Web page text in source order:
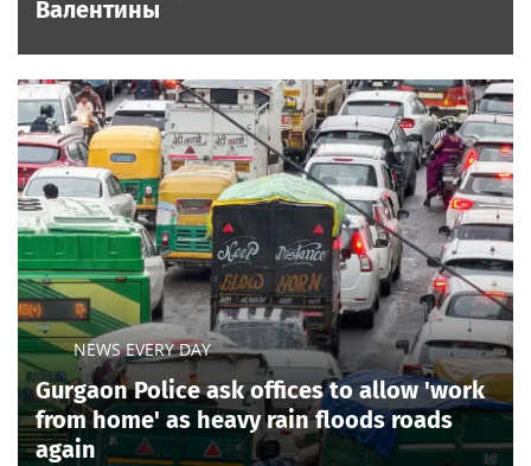
Валентины
NEWS EVERY DAY
Gurgaon Police ask offices to allow 'work
from home' as heavy rain floods roads
again